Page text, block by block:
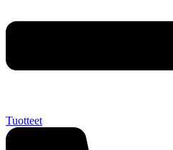
Tuotteet